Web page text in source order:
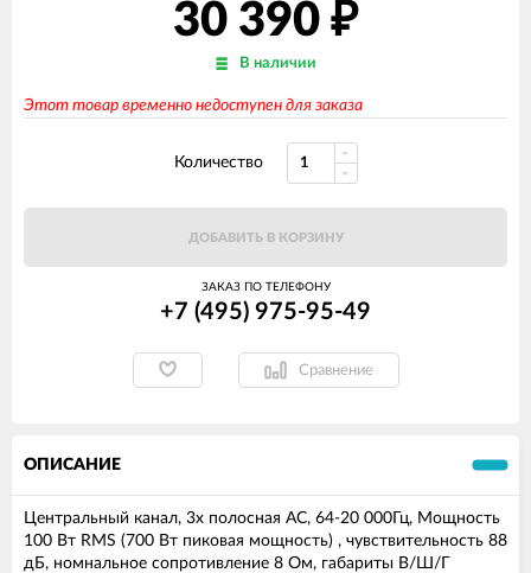
30 390 ₽
В наличии
Этот товар временно недоступен для заказа
Количество
ДОБАВИТЬ В КОРЗИНУ
ЗАКАЗ ПО ТЕЛЕФОНУ
+7 (495) 975-95-49
Сравнение
ОПИСАНИЕ
Центральный канал, 3х полосная АС, 64-20 000Гц, Мощность
100 Вт RMS (700 Вт пиковая мощность) , чувствительность 88
дБ, номнальное сопротивление 8 Ом, габариты В/Ш/Г